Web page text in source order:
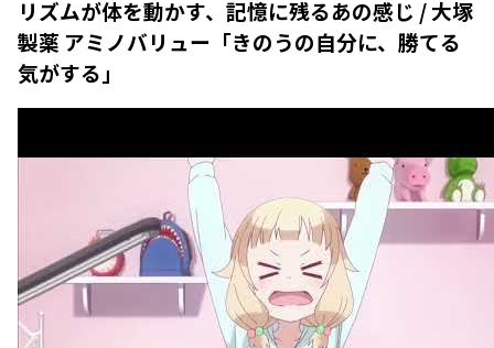
リズムが体を動かす、記憶に残るあの感じ / 大塚
製薬 アミノバリュー「きのうの自分に、勝てる
気がする」